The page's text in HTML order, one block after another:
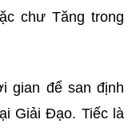
chư Tăng trong
gian để san định
Giải Đạo. Tiếc là